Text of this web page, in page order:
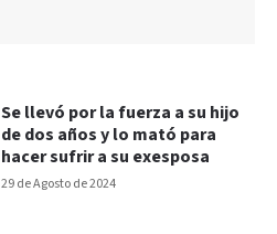
29 de Agosto de 2024
Se llevó por la fuerza a su hijo
de dos años y lo mató para
hacer sufrir a su exesposa